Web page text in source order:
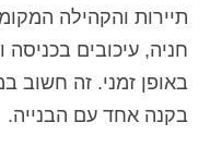
תיירות והקהילה
חניה, עיכובים בכניסה
באופן זמני. זה חשוב
בקנה אחד עם הבנייה.